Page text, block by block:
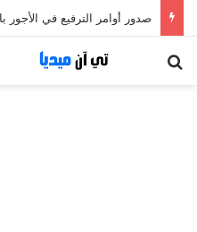
صدور أوامر الترفيع في الأجور